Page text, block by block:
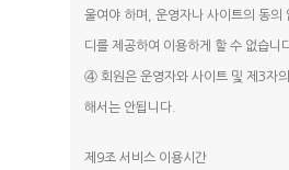
울여야 하며, 운영자나 사이트의 동의
디를 제공하여 이용하게 할 수 없습니
④ 회원은 운영자와 사이트 및 제3자
해서는 안됩니다.
제9조 서비스 이용시간